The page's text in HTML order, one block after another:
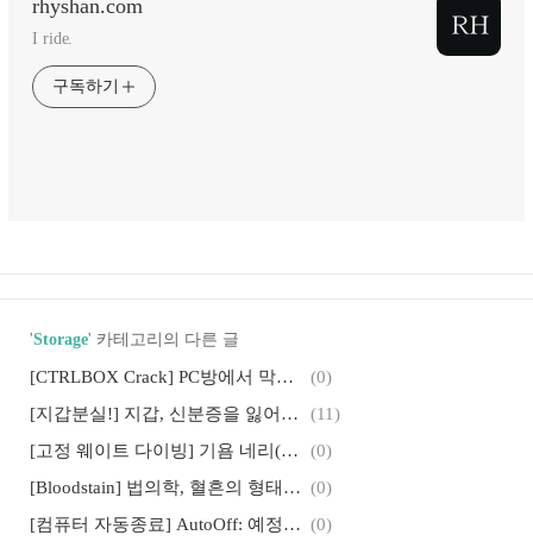
rhyshan.com
I ride.
구독하기
'Storage' 카테고리의 다른 글
[CTRLBOX Crack] PC방에서 막아놓은 제어판 접근 권한 획득하기
(0)
[지갑분실!] 지갑, 신분증을 잃어버렸을 때 취해야 할 조치/행동요령은? 분실신고는 어디에?
(11)
[고정 웨이트 다이빙] 기욤 네리(Guillaume Nery)의 딘 블루홀(Dean's Blue Hole) 베이스 점프
(0)
[Bloodstain] 법의학, 혈흔의 형태에 따른 혈흔검사 관련 용어정리 (0)
[컴퓨터 자동종료] AutoOff: 예정된 시간에 컴퓨터를 종료해주는 프로그램 (0)